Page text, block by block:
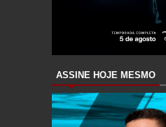
ASSINE HOJE MESMO